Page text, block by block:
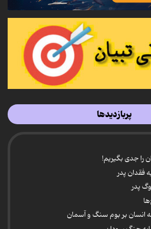
پربازدیدها
را جدی بگیریم!
فقدان پدر
پدر
انسان بر بوم سنگ و آسمان